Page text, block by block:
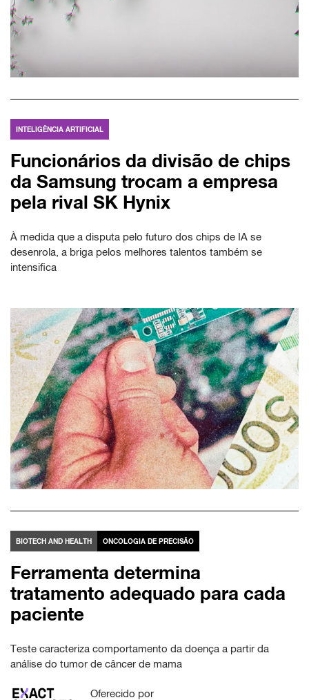
INTELIGÊNCIA ARTIFICIAL
Funcionários da divisão de chips
da Samsung trocam a empresa
pela rival SK Hynix
À medida que a disputa pelo futuro dos chips de IA se
desenrola, a briga pelos melhores talentos também se
intensifica
BIOTECH AND HEALTH ONCOLOGIA DE PRECISÃO
Ferramenta determina
tratamento adequado para cada
paciente
Teste caracteriza comportamento da doença a partir da
análise do tumor de câncer de mama
Oferecido por